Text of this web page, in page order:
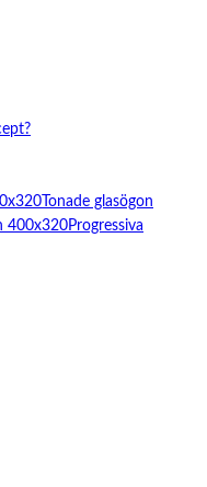
Tonade glasögon
Progressiva